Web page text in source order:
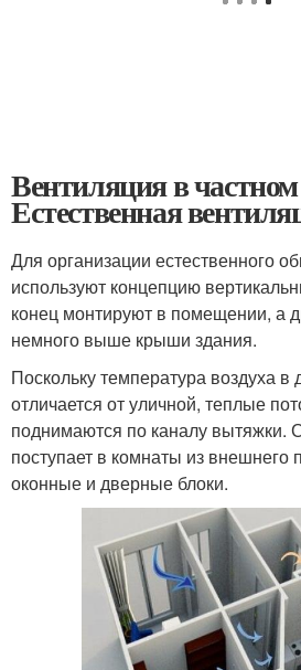
Вентиляция в
Естественная
Для организации естественного
используют концепцию
конец монтируют в помещении, а
немного выше крыши здания.
Поскольку температура воздуха
отличается от уличной, теплые
поднимаются по каналу вытяжки.
поступает в комнаты из внешнего
оконные и дверные блоки.